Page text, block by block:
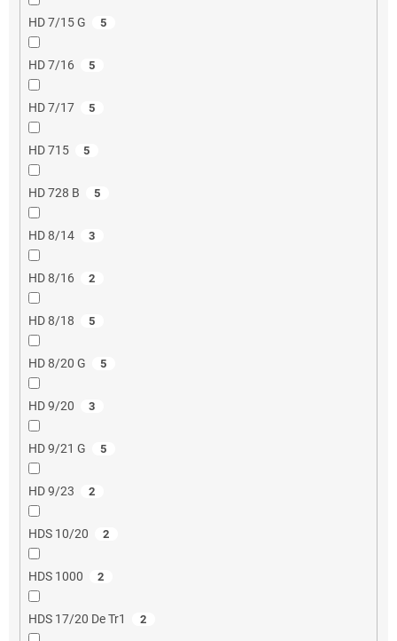
HD 7/15 G 5
HD 7/16 5
HD 7/17 5
HD 715 5
HD 728 B 5
HD 8/14 3
HD 8/16 2
HD 8/18 5
HD 8/20 G 5
HD 9/20 3
HD 9/21 G 5
HD 9/23 2
HDS 10/20 2
HDS 1000 2
HDS 17/20 De Tr1 2